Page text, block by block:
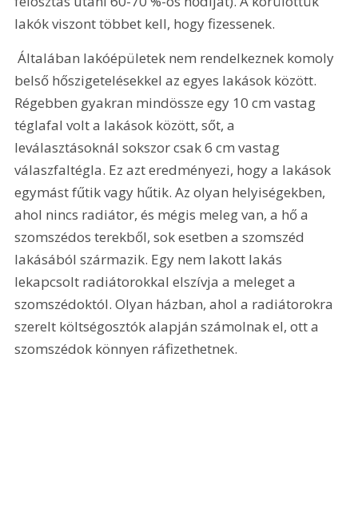
lakók viszont többet kell, hogy fizessenek.
Általában lakóépületek nem rendelkeznek komoly
belső hőszigetelésekkel az egyes lakások között.
Régebben gyakran mindössze egy 10 cm vastag
téglafal volt a lakások között, sőt, a
leválasztásoknál sokszor csak 6 cm vastag
válaszfaltégla. Ez azt eredményezi, hogy a lakások
egymást fűtik vagy hűtik. Az olyan helyiségekben,
ahol nincs radiátor, és mégis meleg van, a hő a
szomszédos terekből, sok esetben a szomszéd
lakásából származik. Egy nem lakott lakás
lekapcsolt radiátorokkal elszívja a meleget a
szomszédoktól. Olyan házban, ahol a radiátorokra
szerelt költségosztók alapján számolnak el, ott a
szomszédok könnyen ráfizethetnek.